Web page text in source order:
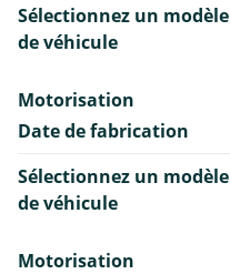
Sélectionnez un modèle
de véhicule
Motorisation
Date de fabrication
Sélectionnez un modèle
de véhicule
Motorisation